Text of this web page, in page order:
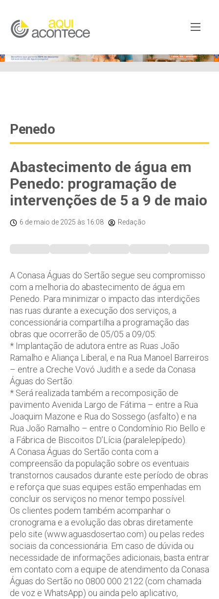
Xy8lpYSLnxw-AX8 google-site-verification:
googleb82de9a22cec23e8.html
Penedo
Abastecimento de água em
Penedo: programação de
intervenções de 5 a 9 de maio
6 de maio de 2025 às 16:08 Redação
A Conasa Águas do Sertão segue seu compromisso
com a melhoria do abastecimento de água em
Penedo. Para minimizar o impacto das interdições
nas ruas durante a execução dos serviços, a
concessionária compartilha a programação das
obras que ocorrerão de 05/05 a 09/05:
* Implantação de adutora entre as Ruas João
Ramalho e Aliança Liberal, e na Rua Manoel Barreiros
– entre a Creche Vovó Judith e a sede da Conasa
Águas do Sertão.
* Será realizada também a recomposição de
pavimento Avenida Largo de Fátima – entre a Rua
Joaquim Mazone e Rua do Sossego (asfalto) e na
Rua João Ramalho – entre o Condomínio Rio Bello e
a Fábrica de Biscoitos D’Lícia (paralelepípedo).
A Conasa Águas do Sertão conta com a
compreensão da população sobre os eventuais
transtornos causados durante este período de obras
e reforça que suas equipes estão empenhadas em
concluir os serviços no menor tempo possível.
Os clientes podem também acompanhar o
cronograma e a evolução das obras diretamente
pelo site (www.aguasdosertao.com) ou pelas redes
sociais da concessionária. Em caso de dúvida ou
necessidade de informações adicionais, basta entrar
em contato com a equipe de atendimento da Conasa
Águas do Sertão no 0800 000 2122 (com chamada
de voz e WhatsApp) ou ainda pelo aplicativo,